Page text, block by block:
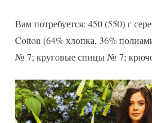
Вам потребуется: 450 (550) г
Cotton (64% хлопка, 36%
№ 7; круговые спицы № 7;